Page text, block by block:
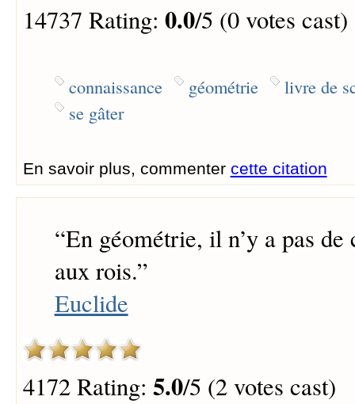
14737 Rating: 0.0/5 (0 votes cast)
connaissance géométrie
livre de
se gâter
En savoir plus, commenter cette citation
“En géométrie, il n’y a pas de
aux rois.”
Euclide
4172 Rating: 5.0/5 (2 votes cast)